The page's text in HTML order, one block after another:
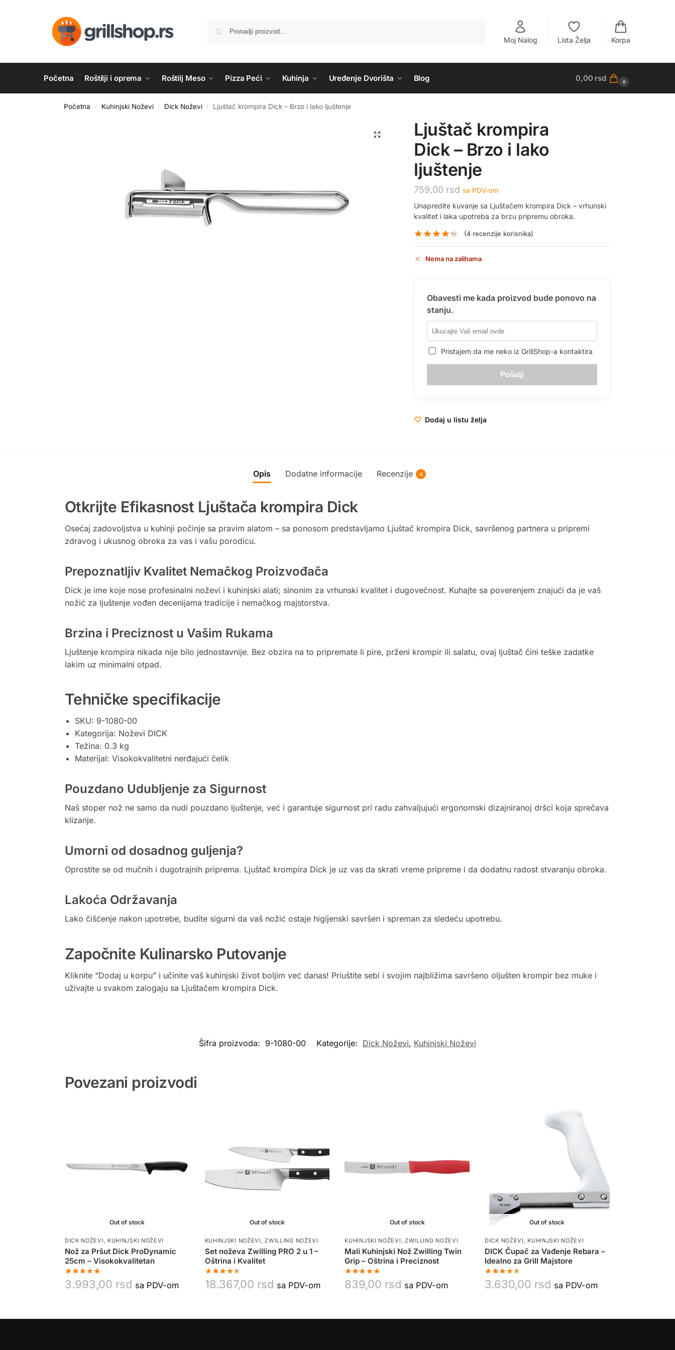
Moj Nalog Lista Želja Korpa
Početna Roštilji i oprema Roštilj Meso Pizza Peći Kuhinja Uređenje Dvorišta Blog 0,00 rsd 0
Početna / Kuhinjski Noževi / Dick Noževi / Ljuštač krompira Dick – Brzo i lako ljuštenje
Ljuštač krompira
Dick – Brzo i lako
ljuštenje
759,00 rsd sa PDV-om
Unapredite kuvanje sa Ljuštačem krompira Dick – vrhunski
kvalitet i laka upotreba za brzu pripremu obroka.
(4recenzije korisnika)
Nema na zalihama
Obavesti me kada proizvod bude ponovo na
stanju.
Pristajem da me neko iz GrillShop-a kontaktira
Dodaj u listu želja
Opis Dodatne informacije Recenzije 4
Otkrijte Efikasnost Ljuštača krompira Dick
Osećaj zadovoljstva u kuhinji počinje sa pravim alatom – sa ponosom predstavljamo Ljuštač krompira Dick, savršenog partnera u pripremi
zdravog i ukusnog obroka za vas i vašu porodicu.
Prepoznatljiv Kvalitet Nemačkog Proizvođača
Dick je ime koje nose profesinalni noževi i kuhinjski alati; sinonim za vrhunski kvalitet i dugovečnost. Kuhajte sa poverenjem znajući da je vaš
nožić za ljuštenje vođen decenijama tradicije i nemačkog majstorstva.
Brzina i Preciznost u Vašim Rukama
Ljuštenje krompira nikada nije bilo jednostavnije. Bez obzira na to pripremate li pire, prženi krompir ili salatu, ovaj ljuštač čini teške zadatke
lakim uz minimalni otpad.
Tehničke specifikacije
SKU: 9-1080-00
Kategorija: Noževi DICK
Težina: 0.3 kg
Materijal: Visokokvalitetni nerđajući čelik
Pouzdano Udubljenje za Sigurnost
Naš stoper nož ne samo da nudi pouzdano ljuštenje, već i garantuje sigurnost pri radu zahvaljujući ergonomski dizajniranoj dršci koja sprečava
klizanje.
Umorni od dosadnog guljenja?
Oprostite se od mučnih i dugotrajnih priprema. Ljuštač krompira Dick je uz vas da skrati vreme pripreme i da dodatnu radost stvaranju obroka.
Lakoća Održavanja
Lako čišćenje nakon upotrebe, budite sigurni da vaš nožić ostaje higijenski savršen i spreman za sledeću upotrebu.
Započnite Kulinarsko Putovanje
Kliknite “Dodaj u korpu” i učinite vaš kuhinjski život boljim već danas! Priuštite sebi i svojim najbližima savršeno oljušten krompir bez muke i
uživajte u svakom zalogaju sa Ljuštačem krompira Dick.
Šifra proizvoda: 9-1080-00 Kategorije: Dick Noževi, Kuhinjski Noževi
Povezani proizvodi
Out of stock
DICK NOŽEVI , KUHINJSKI NOŽEVI
Nož za Pršut Dick ProDynamic
25cm – Visokokvalitetan
3.993,00 rsd sa PDV-om
Out of stock
KUHINJSKI NOŽEVI ,ZWILLING NOŽEVI
Set noževa Zwilling PRO 2 u 1 –
Oštrina i Kvalitet
18.367,00 rsd sa PDV-om
Out of stock
KUHINJSKI NOŽEVI , ZWILLING NOŽEVI
Mali Kuhinjski Nož Zwilling Twin
Grip – Oštrina i Preciznost
839,00 rsd sa PDV-om
Out of stock
DICK NOŽEVI , KUHINJSKI NOŽEVI
DICK Čupač za Vađenje Rebara –
Idealno za Grill Majstore
3.630,00 rsd sa PDV-om